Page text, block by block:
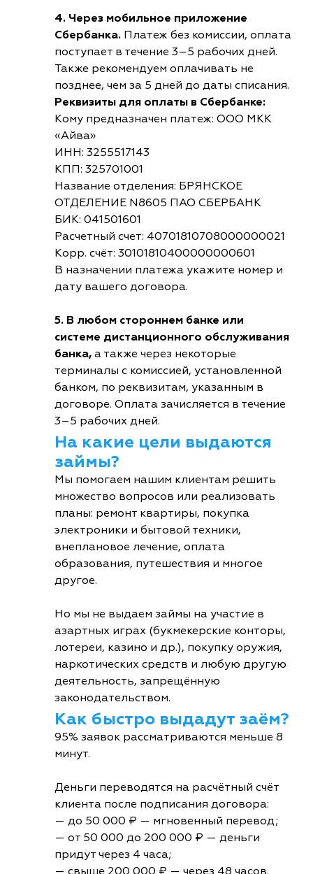
4. Через мобильное приложение
Сбербанка. Платеж без комиссии, оплата
поступает в течение 3–5 рабочих дней.
Также рекомендуем оплачивать не
позднее, чем за 5 дней до даты списания.
Реквизиты для оплаты в Сбербанке:
Кому предназначен платеж: ООО МКК
«Айва»
ИНН: 3255517143
КПП: 325701001
Название отделения: БРЯНСКОЕ
ОТДЕЛЕНИЕ N8605 ПАО СБЕРБАНК
БИК: 041501601
Расчетный счет: 40701810708000000021
Корр. счёт: 30101810400000000601
В назначении платежа укажите номер и
дату вашего договора.
5. В любом стороннем банке или
системе дистанционного обслуживания
банка, а также через некоторые
терминалы с комиссией, установленной
банком, по реквизитам, указанным в
договоре. Оплата зачисляется в течение
3–5 рабочих дней.
На какие цели выдаются
займы?
Мы помогаем нашим клиентам решить
множество вопросов или реализовать
планы: ремонт квартиры, покупка
электроники и бытовой техники,
внеплановое лечение, оплата
образования, путешествия и многое
другое.
Но мы не выдаем займы на участие в
азартных играх (букмекерские конторы,
лотереи, казино и др.), покупку оружия,
наркотических средств и любую другую
деятельность, запрещённую
законодательством.
Как быстро выдадут заём?
95% заявок рассматриваются меньше 8
минут.
Деньги переводятся на расчётный счёт
клиента после подписания договора:
— до 50 000 ₽ — мгновенный перевод;
— от 50 000 до 200 000 ₽ — деньги
придут через 4 часа;